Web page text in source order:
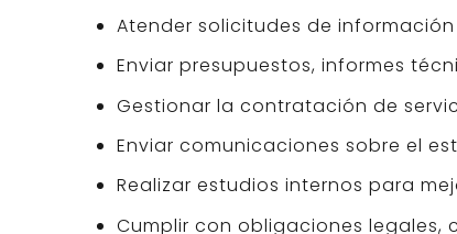
Atender solicitudes de
Enviar presupuestos, informes
Gestionar la contratación de
Enviar comunicaciones sobre el
Realizar estudios internos para
Cumplir con obligaciones legales,